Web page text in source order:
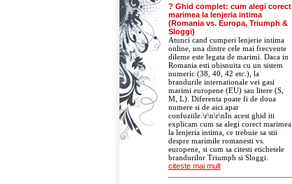
? Ghid complet: cum alegi corect
marimea la lenjeria intima
(Romania vs. Europa, Triumph &
Sloggi)
Atunci cand cumperi lenjerie intima
online, una dintre cele mai frecvente
dileme este legata de marimi. Daca in
Romania esti obisnuita cu un sistem
numeric (38, 40, 42 etc.), la
brandurile internationale vei gasi
marimi europene (EU) sau litere (S,
M, L). Diferenta poate fi de doua
numere si de aici apar
confuziile.\r\n\r\nIn acest ghid iti
explicam cum sa alegi corect marimea
la lenjeria intima, ce trebuie sa stii
despre marimile romanesti vs.
europene, si cum sa citesti etichetele
brandurilor Triumph si Sloggi.
citeste mai mult